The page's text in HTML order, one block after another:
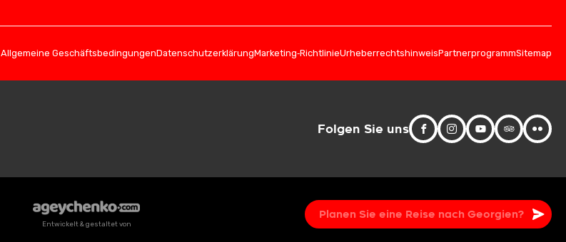
Jetzt anfragen
Allgemeine GeschäftsbedingungenDatenschutzerklärungMarketing‑RichtlinieUrheberrechtshinweisPartnerprogrammSitemap
Folgen Sie uns
Entwickelt & gestaltet von